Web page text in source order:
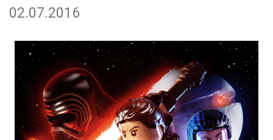
02.07.2016